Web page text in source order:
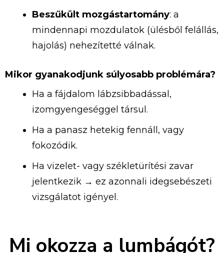
Beszűkült mozgástartomány: a
mindennapi mozdulatok (ülésből felállás,
hajolás) nehezítetté válnak.
Mikor gyanakodjunk súlyosabb problémára?
Ha a fájdalom lábzsibbadással,
izomgyengeséggel társul.
Ha a panasz hetekig fennáll, vagy
fokozódik.
Ha vizelet- vagy székletürítési zavar
jelentkezik → ez azonnali idegsebészeti
vizsgálatot igényel.
Mi okozza a lumbágót?